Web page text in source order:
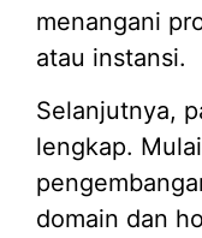
menangani
atau instansi.
Selanjutnya,
lengkap.
domain dan